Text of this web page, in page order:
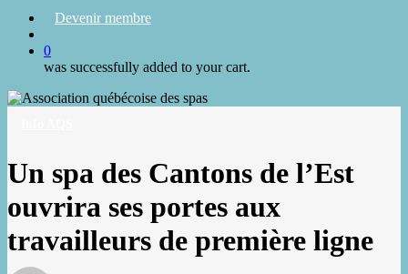
Devenir membre
0
was successfully added to your cart.
Un spa des Cantons de l’Est
ouvrira ses portes aux
travailleurs de première ligne